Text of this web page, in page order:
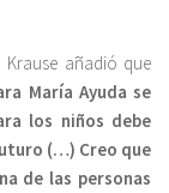
Krause añadió que
María Ayuda se
los niños debe
(…) Creo que
de las personas